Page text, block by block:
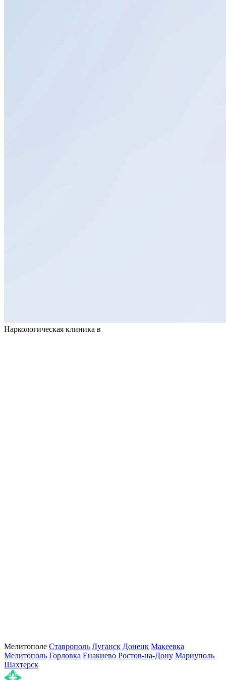
Наркологическая клиника в
Мелитополе Ставрополь Луганск Донецк Макеевка
Мелитополь Горловка Енакиево Ростов-на-Дону Мариуполь
Шахтерск